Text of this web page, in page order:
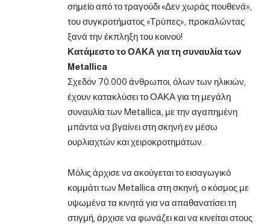
σημείο από το τραγούδι «Δεν χωράς πουθενά»,
του συγκροτήματος «Τρύπες», προκαλώντας
ξανά την έκπληξη του κοινού!
Κατάμεστο το ΟΑΚΑ για τη συναυλία των
Metallica
Σχεδόν 70.000 άνθρωποι, όλων των ηλικιών,
έχουν κατακλύσει το ΟΑΚΑ για τη μεγάλη
συναυλία των Metallica, με την αγαπημένη
μπάντα να βγαίνει στη σκηνή εν μέσω
ουρλιαχτών και χειροκροτημάτων.
Μόλις άρχισε να ακούγεται το εισαγωγικό
κομμάτι των Metallica στη σκηνή, ο κόσμος με
υψωμένα τα κινητά για να απαθανατίσει τη
στιγμή, άρχισε να φωνάζει και να κινείται στους